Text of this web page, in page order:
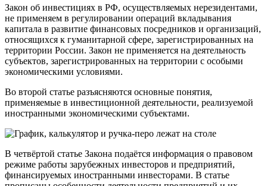
Закон об инвестициях в РФ, осуществляемых нерезидентами,
не применяем в регулировании операций вкладывания
капитала в развитие финансовых посредников и организаций,
относящихся к гуманитарной сфере, зарегистрированных на
территории России. Закон не применяется на деятельность
субъектов, зарегистрированных на территории с особыми
экономическими условиями.
Во второй статье разъясняются основные понятия,
применяемые в инвестиционной деятельности, реализуемой
иностранными экономическими субъектами.
В четвёртой статье Закона подаётся информация о правовом
режиме работы зарубежных инвесторов и предприятий,
финансируемых иностранными инвесторами. В статье